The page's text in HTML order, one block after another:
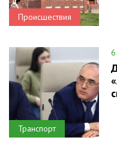
Происшествия
Транспорт
6